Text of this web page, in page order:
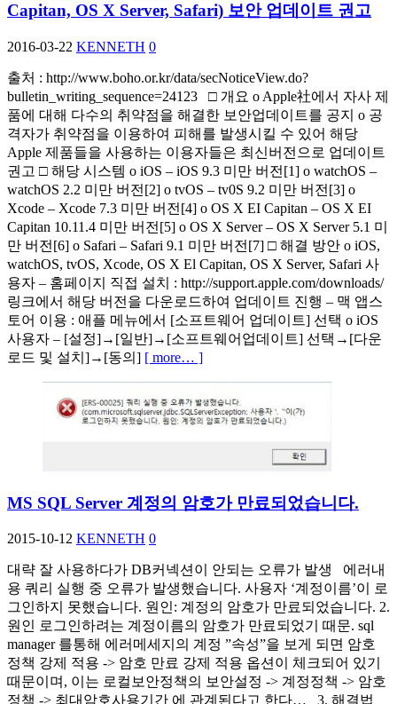
Capitan, OS X Server, Safari) 보안 업데이트 권고
2016-03-22 KENNETH 0
출처 : http://www.boho.or.kr/data/secNoticeView.do?
bulletin_writing_sequence=24123 □ 개요 o Apple社에서 자사 제
품에 대해 다수의 취약점을 해결한 보안업데이트를 공지 o 공
격자가 취약점을 이용하여 피해를 발생시킬 수 있어 해당
Apple 제품들을 사용하는 이용자들은 최신버전으로 업데이트
권고 □ 해당 시스템 o iOS – iOS 9.3 미만 버전[1] o watchOS –
watchOS 2.2 미만 버전[2] o tvOS – tv0S 9.2 미만 버전[3] o
Xcode – Xcode 7.3 미만 버전[4] o OS X EI Capitan – OS X EI
Capitan 10.11.4 미만 버전[5] o OS X Server – OS X Server 5.1 미
만 버전[6] o Safari – Safari 9.1 미만 버전[7] □ 해결 방안 o iOS,
watchOS, tvOS, Xcode, OS X El Capitan, OS X Server, Safari 사
용자 – 홈페이지 직접 설치 : http://support.apple.com/downloads/
링크에서 해당 버전을 다운로드하여 업데이트 진행 – 맥 앱스
토어 이용 : 애플 메뉴에서 [소프트웨어 업데이트] 선택 o iOS
사용자 – [설정]→[일반]→[소프트웨어업데이트] 선택→[다운
로드 및 설치]→[동의] [ more… ]
MS SQL Server 계정의 암호가 만료되었습니다.
2015-10-12 KENNETH 0
대략 잘 사용하다가 DB커넥션이 안되는 오류가 발생 에러내
용 쿼리 실행 중 오류가 발생했습니다. 사용자 ‘계정이름’이 로
그인하지 못했습니다. 원인: 계정의 암호가 만료되었습니다. 2.
원인 로그인하려는 계정이름의 암호가 만료되었기 때문. sql
manager 를통해 에러메세지의 계정 ”속성”을 보게 되면 암호
정책 강제 적용 -> 암호 만료 강제 적용 옵션이 체크되어 있기
때문이며, 이는 로컬보안정책의 보안설정 -> 계정정책 -> 암호
정책 -> 최대암호사용기간 에 관계된다고 한다… 3. 해결법